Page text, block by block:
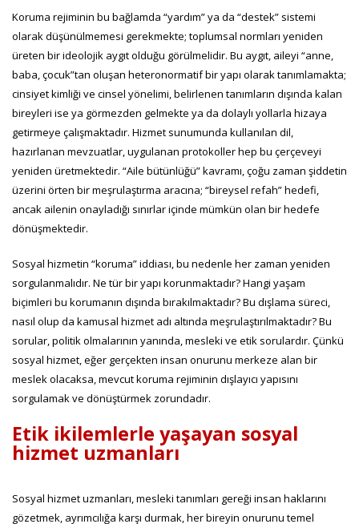
Koruma rejiminin bu bağlamda “yardım” ya da “destek” sistemi
olarak düşünülmemesi gerekmekte; toplumsal normları yeniden
üreten bir ideolojik aygıt olduğu görülmelidir. Bu aygıt, aileyi “anne,
baba, çocuk”tan oluşan heteronormatif bir yapı olarak tanımlamakta;
cinsiyet kimliği ve cinsel yönelimi, belirlenen tanımların dışında kalan
bireyleri ise ya görmezden gelmekte ya da dolaylı yollarla hizaya
getirmeye çalışmaktadır. Hizmet sunumunda kullanılan dil,
hazırlanan mevzuatlar, uygulanan protokoller hep bu çerçeveyi
yeniden üretmektedir. “Aile bütünlüğü” kavramı, çoğu zaman şiddetin
üzerini örten bir meşrulaştırma aracına; “bireysel refah” hedefi,
ancak ailenin onayladığı sınırlar içinde mümkün olan bir hedefe
dönüşmektedir.
Sosyal hizmetin “koruma” iddiası, bu nedenle her zaman yeniden
sorgulanmalıdır. Ne tür bir yapı korunmaktadır? Hangi yaşam
biçimleri bu korumanın dışında bırakılmaktadır? Bu dışlama süreci,
nasıl olup da kamusal hizmet adı altında meşrulaştırılmaktadır? Bu
sorular, politik olmalarının yanında, mesleki ve etik sorulardır. Çünkü
sosyal hizmet, eğer gerçekten insan onurunu merkeze alan bir
meslek olacaksa, mevcut koruma rejiminin dışlayıcı yapısını
sorgulamak ve dönüştürmek zorundadır.
Etik ikilemlerle yaşayan sosyal
hizmet uzmanları
Sosyal hizmet uzmanları, mesleki tanımları gereği insan haklarını
gözetmek, ayrımcılığa karşı durmak, her bireyin onurunu temel